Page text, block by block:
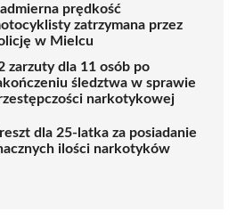
prędkość
zatrzymana przez
w Mielcu
zarzuty dla 11 osób po
śledztwa w sprawie
narkotykowej
dla 25-latka za posiadanie
ilości narkotyków